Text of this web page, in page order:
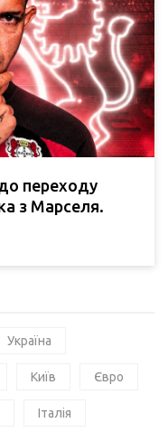
переходу
з Марселя.
Україна
Київ Євро
Італія